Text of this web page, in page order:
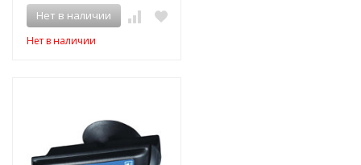
Нет в наличии
Нет в наличии